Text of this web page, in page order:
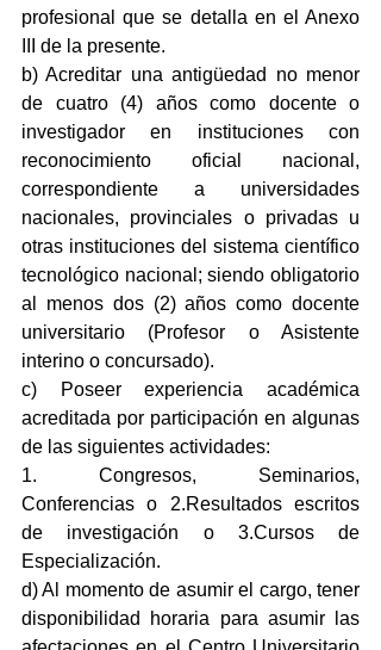
profesional que se detalla en el Anexo
III de la presente.
b) Acreditar una antigüedad no menor
de cuatro (4) años como docente o
investigador en instituciones con
reconocimiento oficial nacional,
correspondiente a universidades
nacionales, provinciales o privadas u
otras instituciones del sistema científico
tecnológico nacional; siendo obligatorio
al menos dos (2) años como docente
universitario (Profesor o Asistente
interino o concursado).
c) Poseer experiencia académica
acreditada por participación en algunas
de las siguientes actividades:
1. Congresos, Seminarios,
Conferencias o 2.Resultados escritos
de investigación o 3.Cursos de
Especialización.
d) Al momento de asumir el cargo, tener
disponibilidad horaria para asumir las